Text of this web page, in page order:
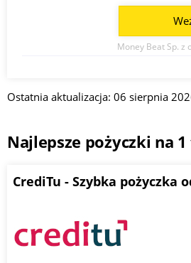
Money Beat Sp. z
Ostatnia aktualizacja: 06 sierpnia
Najlepsze pożyczki na 1
CrediTu - Szybka pożyczka